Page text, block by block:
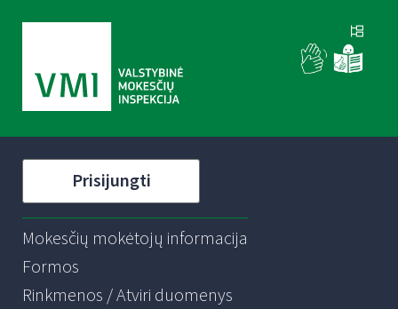
Prisijungti
Mokesčių mokėtojų informacija
Formos
Rinkmenos / Atviri duomenys